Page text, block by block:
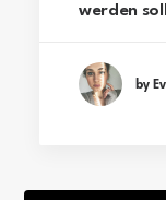
werden
by